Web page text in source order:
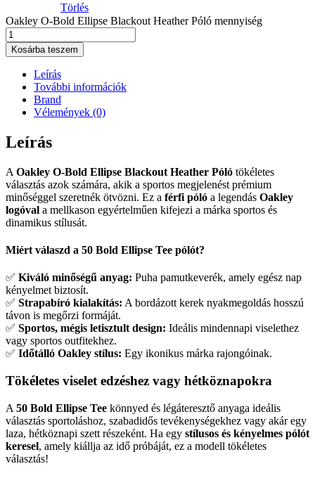
Törlés
Oakley O-Bold Ellipse Blackout Heather Póló mennyiség
Kosárba teszem
Leírás
További információk
Brand
Vélemények (0)
Leírás
A Oakley O-Bold Ellipse Blackout Heather Póló tökéletes
választás azok számára, akik a sportos megjelenést prémium
minőséggel szeretnék ötvözni. Ez a férfi póló a legendás Oakley
logóval a mellkason egyértelműen kifejezi a márka sportos és
dinamikus stílusát.
Miért válaszd a 50 Bold Ellipse Tee pólót?
✅ Kiváló minőségű anyag: Puha pamutkeverék, amely egész nap
kényelmet biztosít.
✅ Strapabíró kialakítás: A bordázott kerek nyakmegoldás hosszú
távon is megőrzi formáját.
✅ Sportos, mégis letisztult design: Ideális mindennapi viselethez
vagy sportos outfitekhez.
✅ Időtálló Oakley stílus: Egy ikonikus márka rajongóinak.
Tökéletes viselet edzéshez vagy hétköznapokra
A 50 Bold Ellipse Tee könnyed és légáteresztő anyaga ideális
választás sportoláshoz, szabadidős tevékenységekhez vagy akár egy
laza, hétköznapi szett részeként. Ha egy stílusos és kényelmes pólót
keresel, amely kiállja az idő próbáját, ez a modell tökéletes
választás!